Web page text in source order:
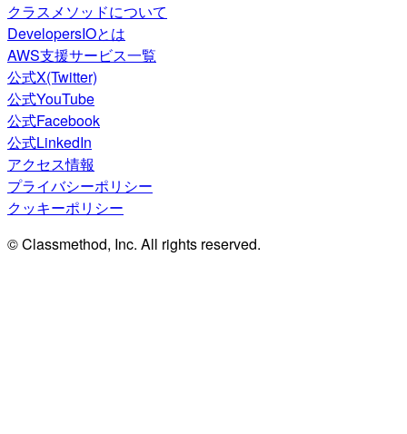
クラスメソッドについて
DevelopersIOとは
AWS支援サービス一覧
公式X(Twitter)
公式YouTube
公式Facebook
公式LinkedIn
アクセス情報
プライバシーポリシー
クッキーポリシー
© Classmethod, Inc. All rights reserved.